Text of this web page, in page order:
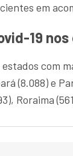
em
19
estados com
(8.088) e
Roraima